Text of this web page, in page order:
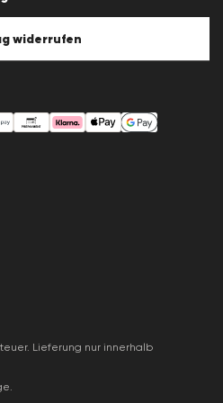
widerrufen
Lieferung nur innerhalb